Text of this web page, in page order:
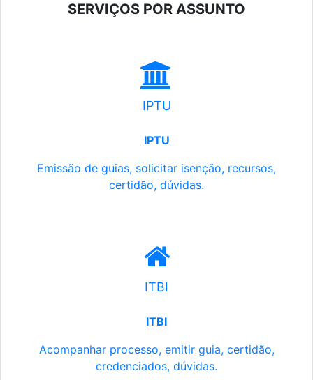
SERVIÇOS POR ASSUNTO
IPTU
IPTU
Emissão de guias, solicitar isenção, recursos,
certidão, dúvidas.
ITBI
ITBI
Acompanhar processo, emitir guia, certidão,
credenciados, dúvidas.